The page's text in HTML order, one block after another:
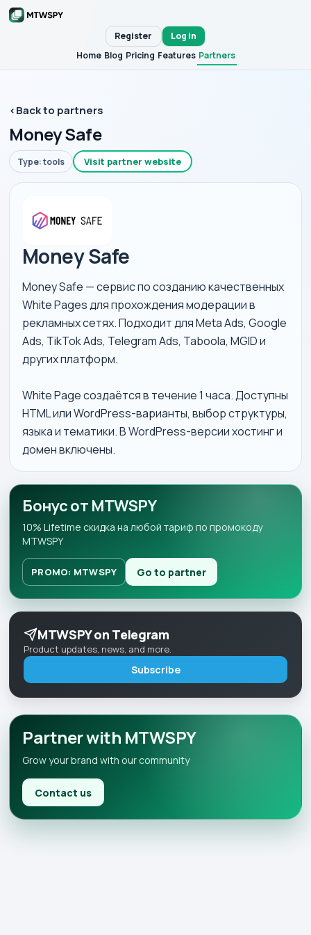
Home Blog Pricing Features Partners
Register Log in
‹Back to partners
Money Safe
Type: tools Visit partner website
Money Safe
Money Safe — сервис по созданию качественных
White Pages для прохождения модерации в
рекламных сетях. Подходит для Meta Ads, Google
Ads, TikTok Ads, Telegram Ads, Taboola, MGID и
других платформ.
White Page создаётся в течение 1 часа. Доступны
HTML или WordPress-варианты, выбор структуры,
языка и тематики. В WordPress-версии хостинг и
домен включены.
Бонус от MTWSPY
10% Lifetime скидка на любой тариф по промокоду
MTWSPY
PROMO: MTWSPY Go to partner
MTWSPY on Telegram
Product updates, news, and more.
Subscribe
Partner with MTWSPY
Grow your brand with our community
Contact us